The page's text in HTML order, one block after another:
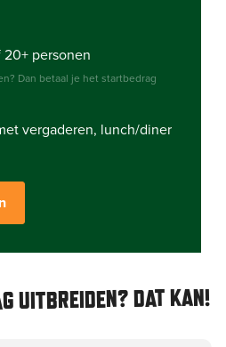
20+ personen
Dan betaal je het startbedrag
vergaderen, lunch/diner
UITBREIDEN? DAT KAN!